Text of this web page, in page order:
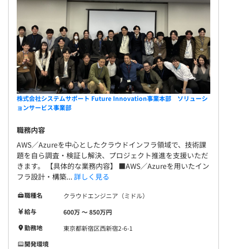
◆職能考課と業績考課の2つに分かれています。
職能考課は約30項目の行動評価（コンピテンシー評価）
によっておこないます。
業績考課は目標管理制度によって年2回おこない、成果の
達成度合いを評価します。
評価の結果は面談を通じて社員にフィードバックすること
により、本人の課題を明確にし、今後の成長につなげてい
きます。
◆事業本部全体：約70名
うち、インフラグループは約9名で、マネジャー、リーダ
ーのもと各グループと連携し誠実な業務をおこなっていま
す。
20代〜30代前半の若手メンバーが中心で、スキルや意欲
に応じて設計・リード・改善提案 など幅広い領域に挑戦
株式会社システムサポート Future Innovation事業本部 ソリューシ
ョンサービス事業部
職務内容
AWS／Azureを中心としたクラウドインフラ領域で、技術課
題を自ら調査・検証し解決、プロジェクト推進を支援いただ
きます。 【具体的な業務内容】 ■AWS／Azureを用いたイン
フラ設計・構築... 詳しく見る
職種名
クラウドエンジニア（ミドル）
給与
600万 〜 850万円
勤務地
東京都新宿区西新宿2-6-1
開発環境